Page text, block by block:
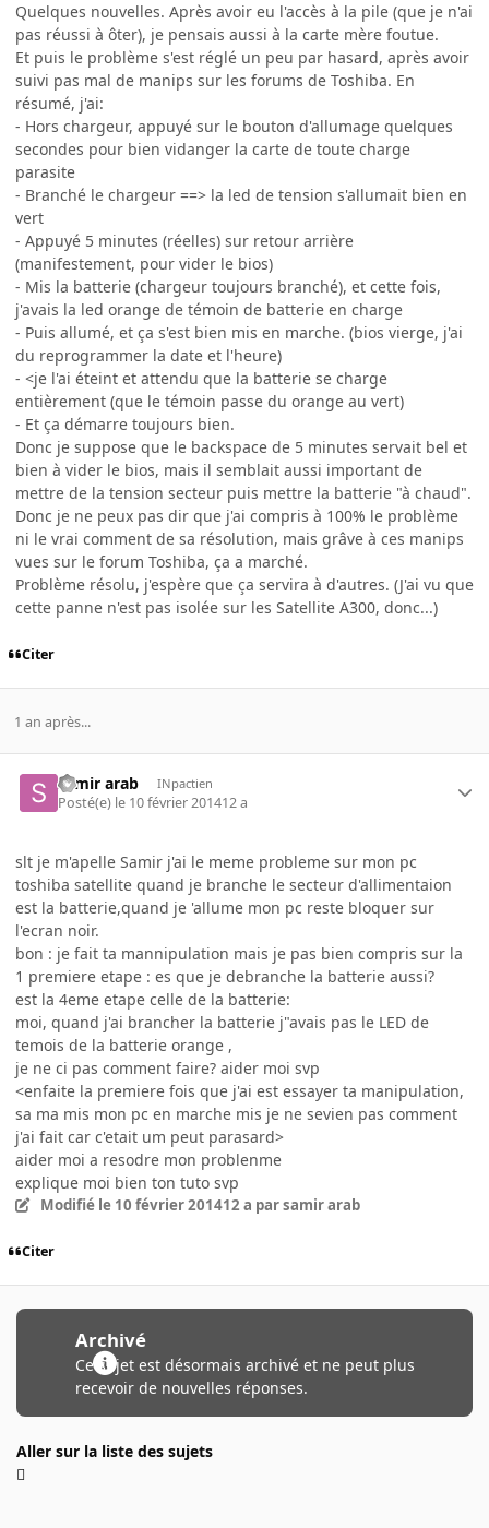
Quelques nouvelles. Après avoir eu l'accès à la pile (que je n'ai
pas réussi à ôter), je pensais aussi à la carte mère foutue.
Et puis le problème s'est réglé un peu par hasard, après avoir
suivi pas mal de manips sur les forums de Toshiba. En
résumé, j'ai:
- Hors chargeur, appuyé sur le bouton d'allumage quelques
secondes pour bien vidanger la carte de toute charge
parasite
- Branché le chargeur ==> la led de tension s'allumait bien en
vert
- Appuyé 5 minutes (réelles) sur retour arrière
(manifestement, pour vider le bios)
- Mis la batterie (chargeur toujours branché), et cette fois,
j'avais la led orange de témoin de batterie en charge
- Puis allumé, et ça s'est bien mis en marche. (bios vierge, j'ai
du reprogrammer la date et l'heure)
- <je l'ai éteint et attendu que la batterie se charge
entièrement (que le témoin passe du orange au vert)
- Et ça démarre toujours bien.
Donc je suppose que le backspace de 5 minutes servait bel et
bien à vider le bios, mais il semblait aussi important de
mettre de la tension secteur puis mettre la batterie "à chaud".
Donc je ne peux pas dir que j'ai compris à 100% le problème
ni le vrai comment de sa résolution, mais grâve à ces manips
vues sur le forum Toshiba, ça a marché.
Problème résolu, j'espère que ça servira à d'autres. (J'ai vu que
cette panne n'est pas isolée sur les Satellite A300, donc...)
Citer
1 an après...
samir arab INpactien
Posté(e) le 10 février 201412 a
slt je m'apelle Samir j'ai le meme probleme sur mon pc
toshiba satellite quand je branche le secteur d'allimentaion
est la batterie,quand je 'allume mon pc reste bloquer sur
l'ecran noir.
bon : je fait ta mannipulation mais je pas bien compris sur la
1 premiere etape : es que je debranche la batterie aussi?
est la 4eme etape celle de la batterie:
moi, quand j'ai brancher la batterie j"avais pas le LED de
temois de la batterie orange ,
je ne ci pas comment faire? aider moi svp
<enfaite la premiere fois que j'ai est essayer ta manipulation,
sa ma mis mon pc en marche mis je ne sevien pas comment
j'ai fait car c'etait um peut parasard>
aider moi a resodre mon problenme
explique moi bien ton tuto svp
Modifié le 10 février 201412 a par samir arab
Citer
Archivé
Ce sujet est désormais archivé et ne peut plus
recevoir de nouvelles réponses.
Aller sur la liste des sujets